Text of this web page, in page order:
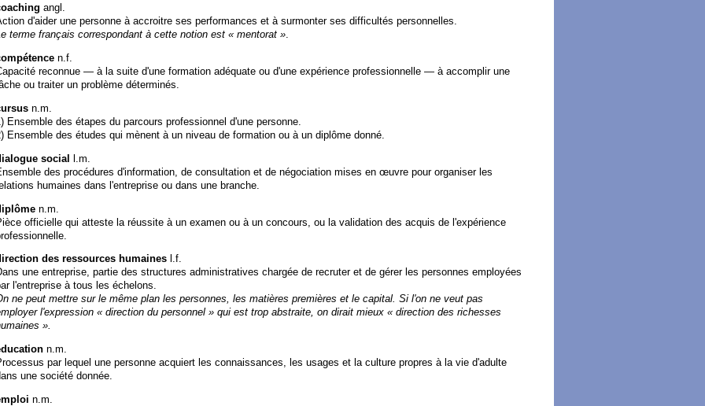
angl.
d'aider une personne à accroitre ses performances et à surmonter ses difficultés personnelles.
terme français correspondant à cette notion est « mentorat ».
n.f.
reconnue — à la suite d'une formation adéquate ou d'une expérience professionnelle — à accomplir une
ou traiter un problème déterminés.
n.m.
Ensemble des étapes du parcours professionnel d'une personne.
Ensemble des études qui mènent à un niveau de formation ou à un diplôme donné.
social
l.m.
des procédures d'information, de consultation et de négociation mises en œuvre pour organiser les
humaines dans l'entreprise ou dans une branche.
n.m.
officielle qui atteste la réussite à un examen ou à un concours, ou la validation des acquis de l'expérience
des ressources humaines l.f.
une entreprise, partie des structures administratives chargée de recruter et de gérer les personnes employées
l'entreprise à tous les échelons.
ne peut mettre sur le même plan les personnes, les matières premières et le capital. Si l'on ne veut pas
l'expression « direction du personnel » qui est trop abstraite, on dirait mieux « direction des richesses
».
n.m.
par lequel une personne acquiert les connaissances, les usages et la culture propres à la vie d'adulte
une société donnée.
n.m.